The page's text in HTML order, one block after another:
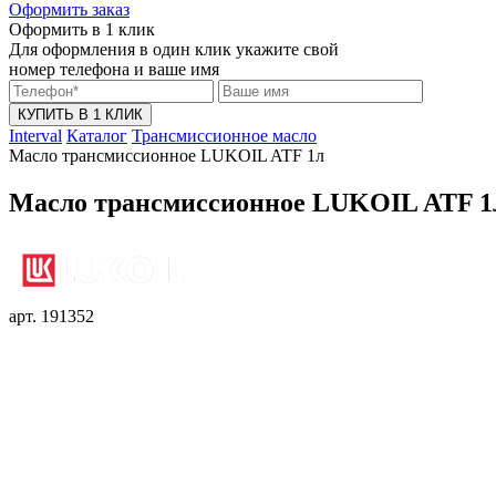
Оформить заказ
Оформить в 1 клик
Для оформления в один клик укажите свой
номер телефона и ваше имя
КУПИТЬ В 1 КЛИК
Interval Каталог Трансмиссионное масло
Масло трансмиссионное LUKOIL ATF 1л
Масло трансмиссионное LUKOIL ATF
арт. 191352